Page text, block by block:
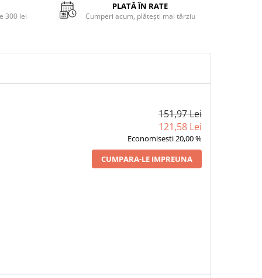
300 lei
PLATĂ ÎN RATE
Cumperi acum, plătești mai târziu
151,97 Lei
121,58 Lei
Economisesti 20,00 %
CUMPARA-LE IMPREUNA